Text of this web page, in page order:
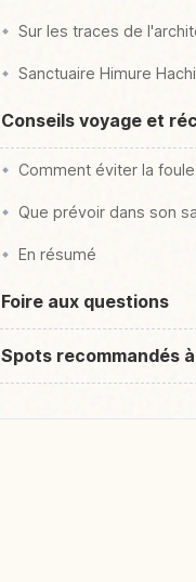
Sur les traces de
Sanctuaire Himure
Conseils voyage et
Comment éviter la foule
Que prévoir dans son
En résumé
Foire aux questions
Spots recommandés